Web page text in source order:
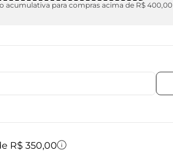
acumulativa para compras acima de R$ 400,00
R$ 350,00